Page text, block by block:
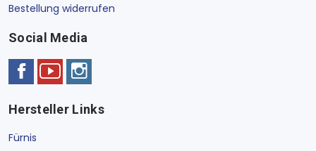
Bestellung widerrufen
Social Media
Hersteller Links
Fürnis